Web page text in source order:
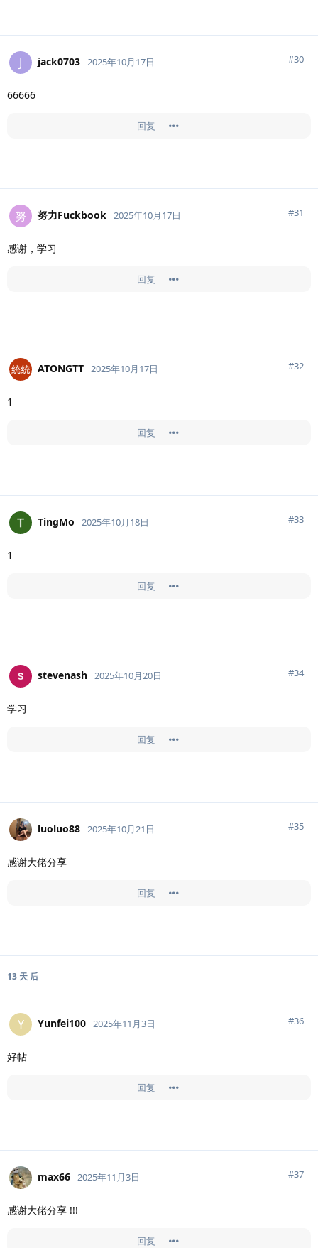
J jack0703 2025年10月17日 #30
66666
回复
努 努力Fuckbook 2025年10月17日 #31
感谢，学习
回复
ATONGTT 2025年10月17日 #32
1
回复
TingMo 2025年10月18日 #33
1
回复
stevenash 2025年10月20日 #34
学习
回复
luoluo88 2025年10月21日 #35
感谢大佬分享
回复
13 天 后
Y Yunfei100 2025年11月3日 #36
好帖
回复
max66 2025年11月3日 #37
感谢大佬分享 !!!
回复